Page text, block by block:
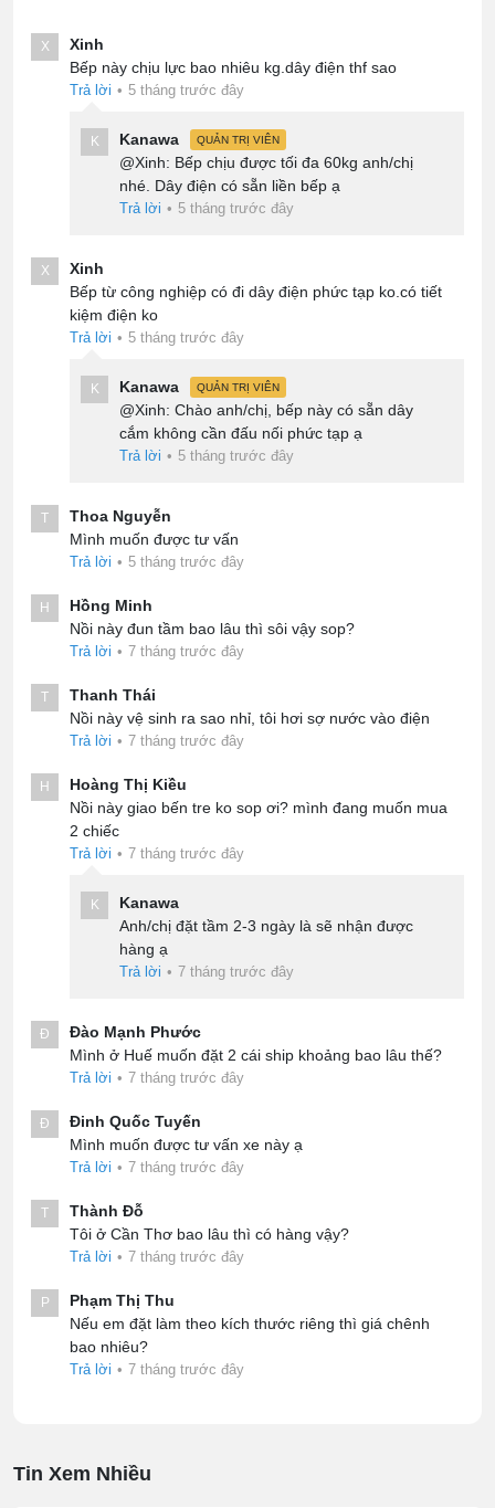
X
Xinh
Bếp này chịu lực bao nhiêu kg.dây điện thf sao
Trả lời • 5 tháng trước đây
K Kanawa QUẢN TRỊ VIÊN
@Xinh: Bếp chịu được tối đa 60kg anh/chị
nhé. Dây điện có sẵn liền bếp ạ
Trả lời • 5 tháng trước đây
X
Xinh
Bếp từ công nghiệp có đi dây điện phức tạp ko.có tiết
kiệm điện ko
Trả lời • 5 tháng trước đây
K Kanawa QUẢN TRỊ VIÊN
@Xinh: Chào anh/chị, bếp này có sẵn dây
cắm không cần đấu nối phức tạp ạ
Trả lời • 5 tháng trước đây
T
Thoa Nguyễn
Mình muốn được tư vấn
Trả lời • 5 tháng trước đây
H
Hồng Minh
Nồi này đun tầm bao lâu thì sôi vậy sop?
Trả lời • 7 tháng trước đây
T
Thanh Thái
Nồi này vệ sinh ra sao nhỉ, tôi hơi sợ nước vào điện
Trả lời • 7 tháng trước đây
H
Hoàng Thị Kiều
Nồi này giao bến tre ko sop ơi? mình đang muốn mua
2 chiếc
Trả lời • 7 tháng trước đây
K
Kanawa
Anh/chị đặt tầm 2-3 ngày là sẽ nhận được
hàng ạ
Trả lời • 7 tháng trước đây
Đ
Đào Mạnh Phước
Mình ở Huế muốn đặt 2 cái ship khoảng bao lâu thế?
Trả lời • 7 tháng trước đây
Đ
Đinh Quốc Tuyến
Mình muốn được tư vấn xe này ạ
Trả lời • 7 tháng trước đây
T
Thành Đỗ
Tôi ở Cần Thơ bao lâu thì có hàng vậy?
Trả lời • 7 tháng trước đây
P
Phạm Thị Thu
Nếu em đặt làm theo kích thước riêng thì giá chênh
bao nhiêu?
Trả lời • 7 tháng trước đây
Tin Xem Nhiều